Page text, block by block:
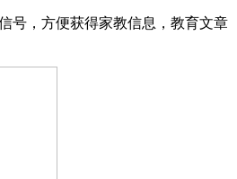
号，方便获得家教信息，教育文章